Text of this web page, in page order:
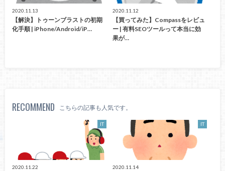
2020.11.13
【解決】トゥーンブラストの初期
化手順 | iPhone/Android/iP…
2020.11.12
【買ってみた】Compassをレビュ
ー | 有料SEOツールって本当に効
果が…
RECOMMEND こちらの記事も人気です。
IT
2020.11.22
IT
2020.11.14